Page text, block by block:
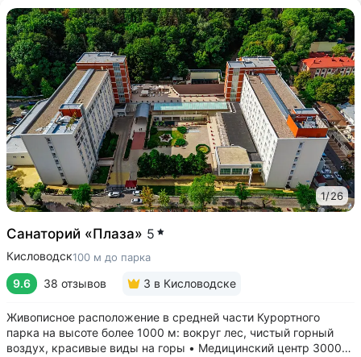
1/26
Санаторий «Плаза» 5
Кисловодск100 м до парка
9.6 38 отзывов 3 в Кисловодске
Живописное расположение в средней части Курортного
парка на высоте более 1000 м: вокруг лес, чистый горный
воздух, красивые виды на горы • Медицинский центр 3000